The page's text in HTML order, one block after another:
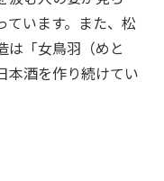
ています。また、松
は「女鳥羽（めと
本酒を作り続けてい